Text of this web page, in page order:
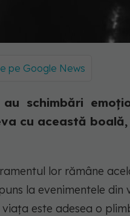
pe Google News
schimbări
cu această
lor rămâne
la evenimentele din
este adesea o